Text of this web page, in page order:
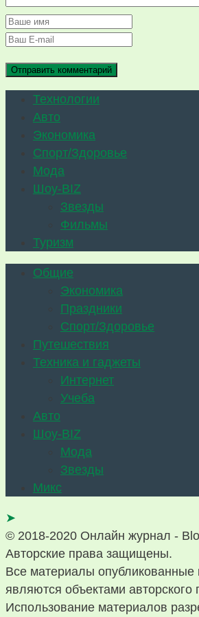
Технологии
Авто
Экономика
Спорт/Здоровье
Мода
Шоу-BIZ
Звезды
Фильмы
Туризм
Общие
Экономика
Праздники
Спорт/Здоровье
Путешествия
Техника и гаджеты
Интернет
Учеба
Авто
Шоу-BIZ
Мода
Звезды
Микс
➤
© 2018-2020 Онлайн журнал -
Авторские права защищены.
Все материалы опубликованные
являются объектами авторского
Использование материалов